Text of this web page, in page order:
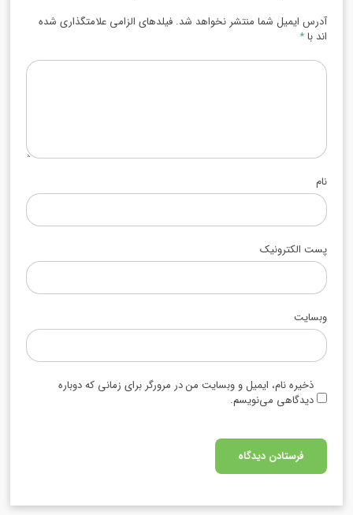
آدرس ایمیل شما منتشر نخواهد شد. فیلدهای الزامی علامتگذاری شده
اند با*
نام
پست الکترونیک
وبسایت
ذخیره نام، ایمیل و وبسایت من در مرورگر برای زمانی که دوباره
دیدگاهی می‌نویسم.